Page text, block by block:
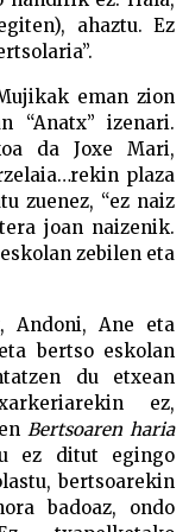
ahaztu. Ez
eman zion
“Anatx” izenari.
da Joxe Mari,
plaza
zuenez, “ez naiz
joan naizenik.
zebilen eta
Andoni, Ane eta
bertso eskolan
du etxean
ez,
Bertsoaren haria
ez ditut egingo
bertsoarekin
badoaz, ondo